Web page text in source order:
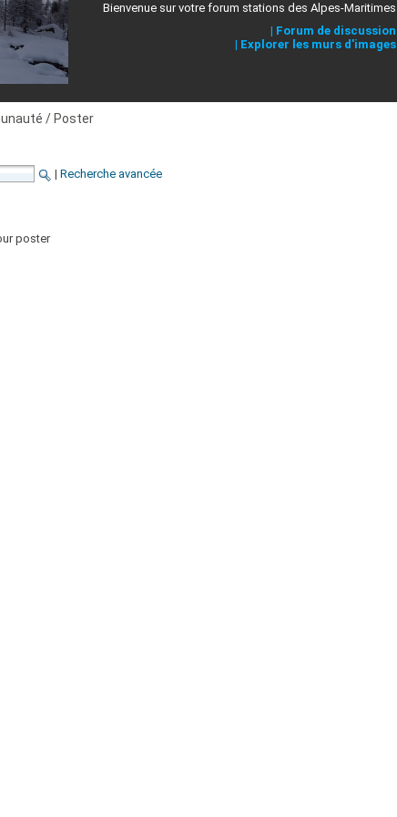
Bienvenue sur votre forum stations des Alpes-Maritimes
| Forum de discussion
| Explorer les murs d'images
/ Poster
| Recherche avancée
poster